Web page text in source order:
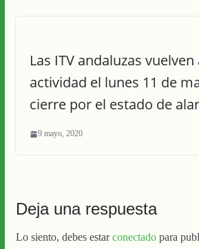
Las ITV andaluzas vuelven
actividad el lunes 11 de
cierre por el estado de
9 mayo, 2020
Deja una respuesta
Lo siento, debes estarconectadopara